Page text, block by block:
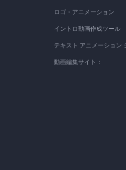
ロゴ・アニメーション
イントロ動画作成ツール
テキスト アニメーション
動画編集サイト：